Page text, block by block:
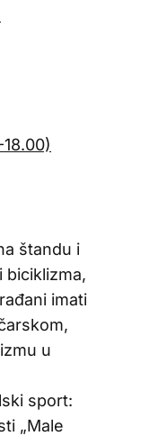
štandu i
biciklizma,
imati
u
sport:
„Male